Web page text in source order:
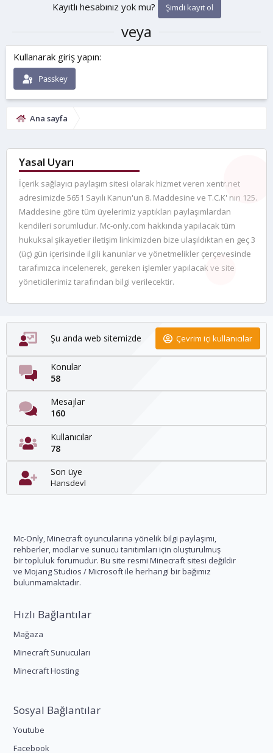
Kayıtlı hesabınız yok mu? Şimdi kayıt ol
veya
Kullanarak giriş yapın
Passkey
Ana sayfa
Yasal Uyarı
İçerik sağlayıcı paylaşım sitesi olarak hizmet veren xentr.net
adresimizde 5651 Sayılı Kanun'un 8. Maddesine ve T.C.K' nın 125.
Maddesine göre tüm üyelerimiz yaptıkları paylaşımlardan
kendileri sorumludur. Mc-only.com hakkında yapılacak tüm
hukuksal şikayetler iletişim linkimizden bize ulaşıldıktan en geç 3
(üç) gün içerisinde ilgili kanunlar ve yönetmelikler çerçevesinde
tarafımızca incelenerek, gereken işlemler yapılacak ve site
yöneticilerimiz tarafından bilgi verilecektir.
Şu anda web sitemizde Çevrim içi kullanıcılar
Konular
58
Mesajlar
160
Kullanıcılar
78
Son üye
Hansdevl
Mc-Only, Minecraft oyuncularına yönelik bilgi paylaşımı,
rehberler, modlar ve sunucu tanıtımları için oluşturulmuş
bir topluluk forumudur. Bu site resmi Minecraft sitesi değildir
ve Mojang Studios / Microsoft ile herhangi bir bağımız
bulunmamaktadır.
Hızlı Bağlantılar
Mağaza
Minecraft Sunucuları
Minecraft Hosting
Sosyal Bağlantılar
Youtube
Facebook